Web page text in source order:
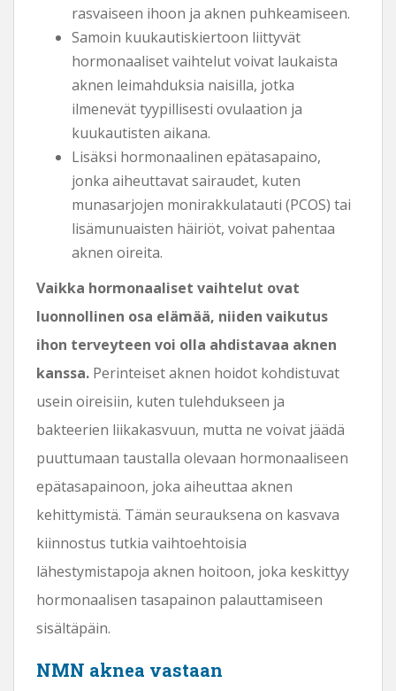
rasvaiseen ihoon ja aknen puhkeamiseen.
Samoin kuukautiskiertoon liittyvät
hormonaaliset vaihtelut voivat laukaista
aknen leimahduksia naisilla, jotka
ilmenevät tyypillisesti ovulaation ja
kuukautisten aikana.
Lisäksi hormonaalinen epätasapaino,
jonka aiheuttavat sairaudet, kuten
munasarjojen monirakkulatauti (PCOS) tai
lisämunuaisten häiriöt, voivat pahentaa
aknen oireita.
Vaikka hormonaaliset vaihtelut ovat
luonnollinen osa elämää, niiden vaikutus
ihon terveyteen voi olla ahdistavaa aknen
kanssa. Perinteiset aknen hoidot kohdistuvat
usein oireisiin, kuten tulehdukseen ja
bakteerien liikakasvuun, mutta ne voivat jäädä
puuttumaan taustalla olevaan hormonaaliseen
epätasapainoon, joka aiheuttaa aknen
kehittymistä. Tämän seurauksena on kasvava
kiinnostus tutkia vaihtoehtoisia
lähestymistapoja aknen hoitoon, joka keskittyy
hormonaalisen tasapainon palauttamiseen
sisältäpäin.
NMN aknea vastaan